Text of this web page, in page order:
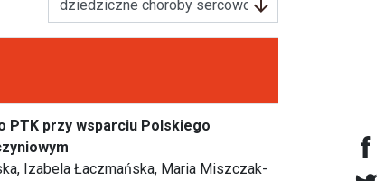
PTK przy wsparciu Polskiego
Izabela Łaczmańska, Maria Miszczak-